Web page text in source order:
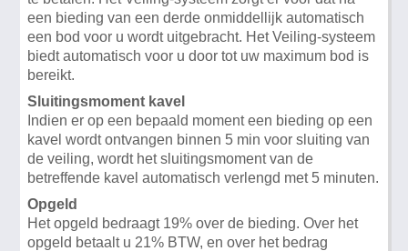
een bieding van een derde onmiddellijk automatisch
een bod voor u wordt uitgebracht. Het Veiling-systeem
biedt automatisch voor u door tot uw maximum bod is
bereikt.
Sluitingsmoment kavel
Indien er op een bepaald moment een bieding op een
kavel wordt ontvangen binnen 5 min voor sluiting van
de veiling, wordt het sluitingsmoment van de
betreffende kavel automatisch verlengd met 5 minuten.
Opgeld
Het opgeld bedraagt 19% over de bieding. Over het
opgeld betaalt u 21% BTW, en over het bedrag